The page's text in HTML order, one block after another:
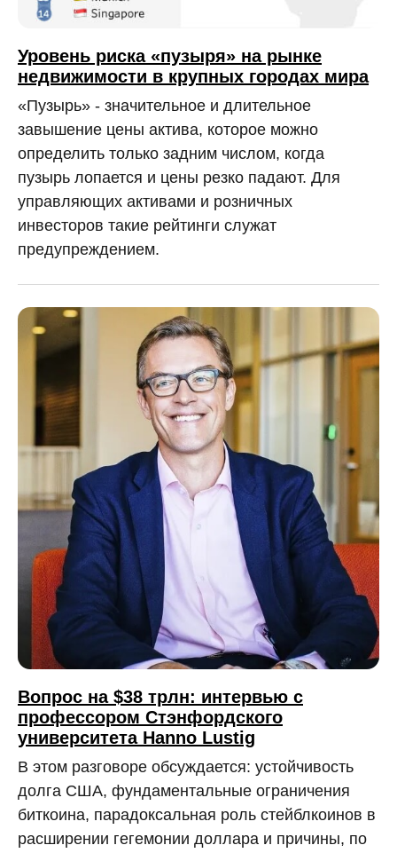
Уровень риска «пузыря» на рынке
недвижимости в крупных городах мира
«Пузырь» - значительное и длительное
завышение цены актива, которое можно
определить только задним числом, когда
пузырь лопается и цены резко падают. Для
управляющих активами и розничных
инвесторов такие рейтинги служат
предупреждением.
Вопрос на $38 трлн: интервью с
профессором Стэнфордского
университета Hanno Lustig
В этом разговоре обсуждается: устойчивость
долга США, фундаментальные ограничения
биткоина, парадоксальная роль стейблкоинов в
расширении гегемонии доллара и причины, по